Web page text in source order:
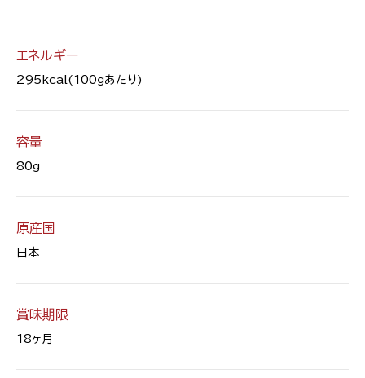
エネルギー
295kcal(100ｇあたり)
容量
80g
原産国
日本
賞味期限
18ヶ月